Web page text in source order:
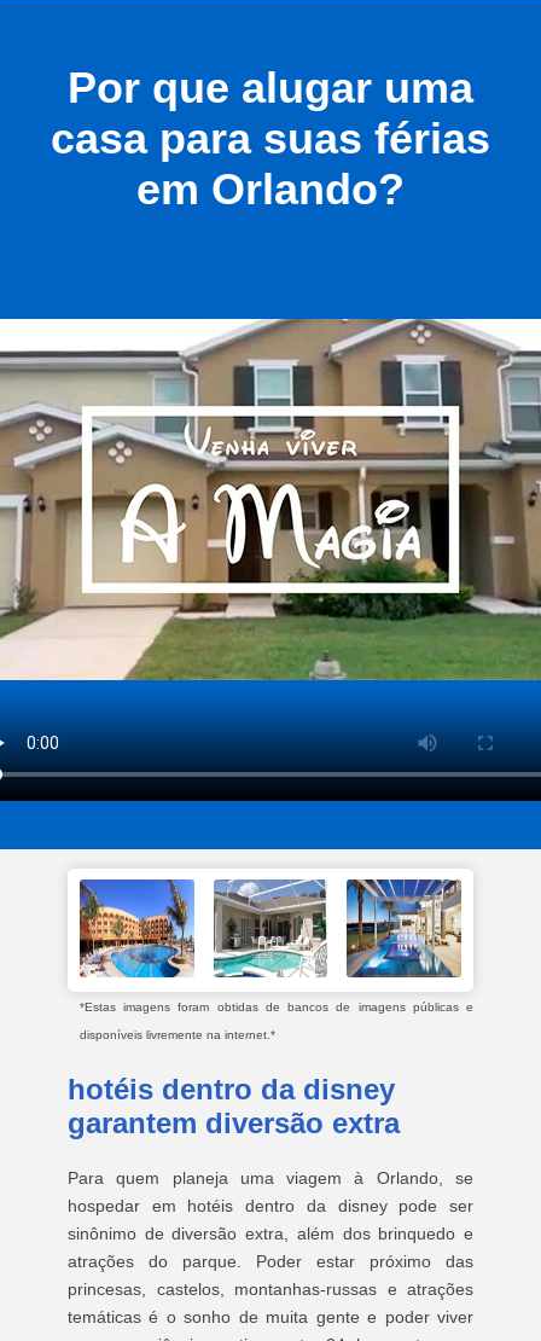
Por que alugar uma
casa para suas férias
em Orlando?
*Estas imagens foram obtidas de bancos de imagens públicas e
disponíveis livremente na internet.*
hotéis dentro da disney
garantem diversão extra
Para quem planeja uma viagem à Orlando, se
hospedar em hotéis dentro da disney pode ser
sinônimo de diversão extra, além dos brinquedo e
atrações do parque. Poder estar próximo das
princesas, castelos, montanhas-russas e atrações
temáticas é o sonho de muita gente e poder viver